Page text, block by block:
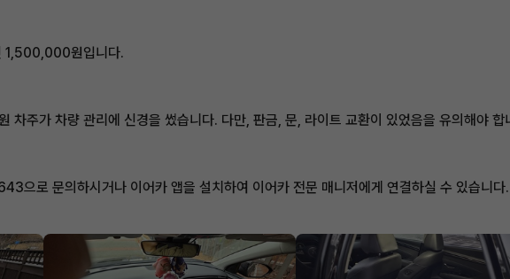
1,500,000원입니다.
차주가 차량 관리에 신경을 썼습니다. 다만, 판금, 문, 라이트 교환이 있었음을 유의해야 합
으로 문의하시거나 이어카 앱을 설치하여 이어카 전문 매니저에게 연결하실 수 있습